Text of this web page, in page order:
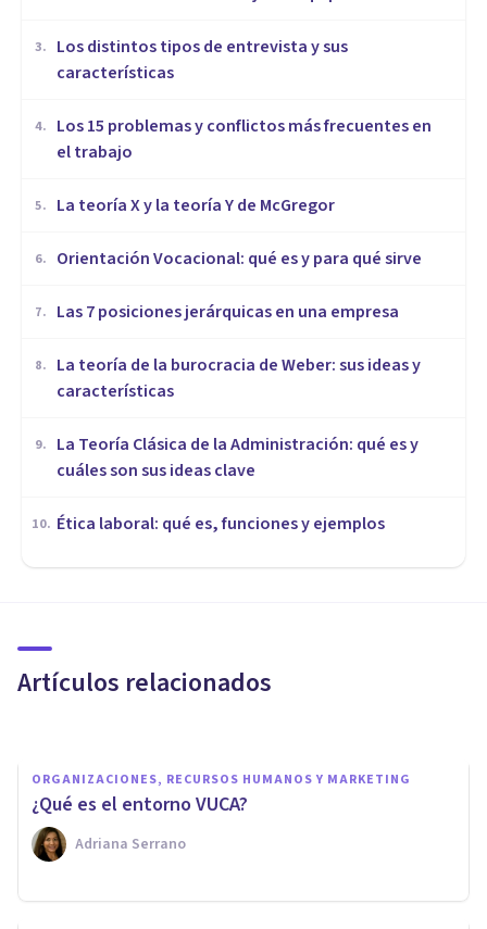
3.
​Los distintos tipos de entrevista y sus
características
4.
​Los 15 problemas y conflictos más frecuentes en
el trabajo
5. La teoría X y la teoría Y de McGregor
6. Orientación Vocacional: qué es y para qué sirve
7. Las 7 posiciones jerárquicas en una empresa
8.
La teoría de la burocracia de Weber: sus ideas y
características
9.
La Teoría Clásica de la Administración: qué es y
cuáles son sus ideas clave
10. Ética laboral: qué es, funciones y ejemplos
Artículos relacionados
profesiones de alta tensión
ORGANIZACIONES, RECURSOS HUMANOS Y MARKETING
¿Qué es el entorno VUCA?
Adriana Serrano